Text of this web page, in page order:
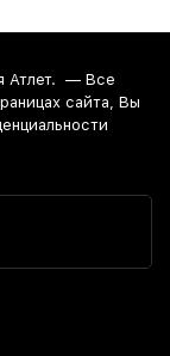
Атлет. — Все
сайта, Вы